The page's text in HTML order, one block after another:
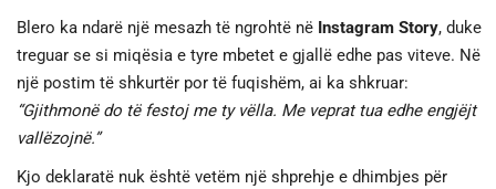
Blero ka ndarë një mesazh të ngrohtë në Instagram Story, duke
treguar se si miqësia e tyre mbetet e gjallë edhe pas viteve. Në
një postim të shkurtër por të fuqishëm, ai ka shkruar:
“Gjithmonë do të festoj me ty vëlla. Me veprat tua edhe engjëjt
vallëzojnë.”
Kjo deklaratë nuk është vetëm një shprehje e dhimbjes për